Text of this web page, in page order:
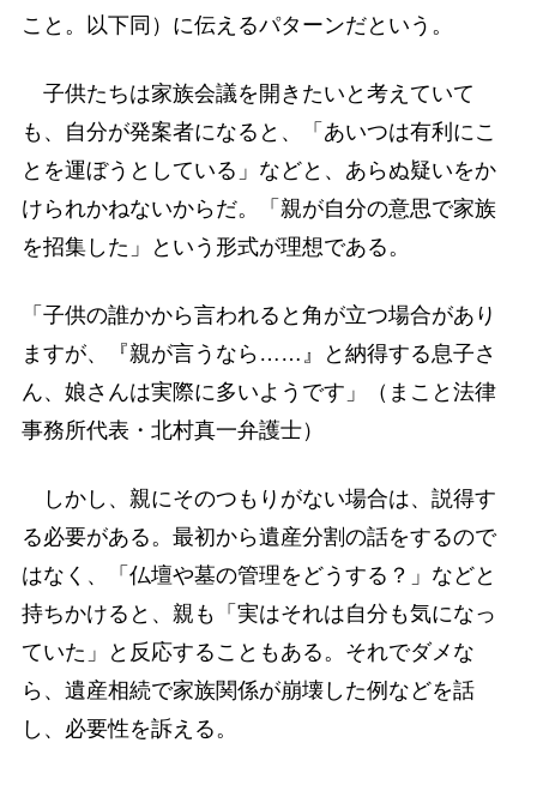
こと。以下同）に伝えるパターンだという。
子供たちは家族会議を開きたいと考えていて
も、自分が発案者になると、「あいつは有利にこ
とを運ぼうとしている」などと、あらぬ疑いをか
けられかねないからだ。「親が自分の意思で家族
を招集した」という形式が理想である。
「子供の誰かから言われると角が立つ場合があり
ますが、『親が言うなら……』と納得する息子さ
ん、娘さんは実際に多いようです」（まこと法律
事務所代表・北村真一弁護士）
しかし、親にそのつもりがない場合は、説得す
る必要がある。最初から遺産分割の話をするので
はなく、「仏壇や墓の管理をどうする？」などと
持ちかけると、親も「実はそれは自分も気になっ
ていた」と反応することもある。それでダメな
ら、遺産相続で家族関係が崩壊した例などを話
し、必要性を訴える。